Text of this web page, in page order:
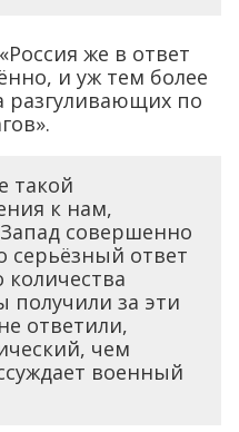
же в ответ
и уж тем более
разгуливающих по
такой
к нам,
совершенно
серьёзный ответ
количества
за эти
ответили,
чем
военный